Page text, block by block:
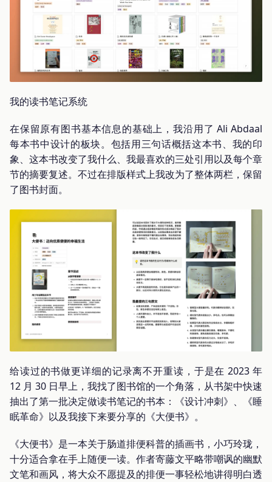
我的读书笔记系统
在保留原有图书基本信息的基础上，我沿用了 Ali Abdaal
每本书中设计的板块。包括用三句话概括这本书、我的印
象、这本书改变了我什么、我最喜欢的三处引用以及每个章
节的摘要复述。不过在排版样式上我改为了整体两栏，保留
了图书封面。
给读过的书做更详细的记录离不开重读，于是在 2023 年
12 月 30 日早上，我找了图书馆的一个角落，从书架中快速
抽出了第一批决定做读书笔记的书本：《设计冲刺》、《睡
眠革命》以及我接下来要分享的《大便书》。
《大便书》是一本关于肠道排便科普的插画书，小巧玲珑，
十分适合拿在手上随便一读。作者寄藤文平略带嘲讽的幽默
文笔和画风，将大众不愿提及的排便一事轻松地讲得明白透